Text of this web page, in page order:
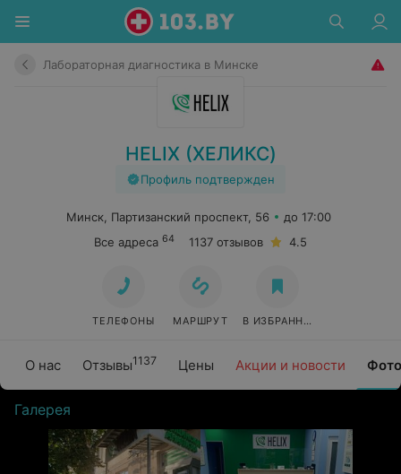
Лабораторная диагностика в Минске
HELIX (ХЕЛИКС)
Профиль подтвержден
О нас Отзывы1137 Цены Акции и новости
Минск, Партизанский проспект, 56
до 17:00
Все адреса 64 1137 отзывов 4.5
ТЕЛЕФОНЫ МАРШРУТ В ИЗБРАННОЕ
Галерея